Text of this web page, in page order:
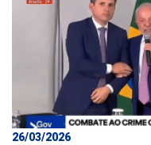
26/03/2026